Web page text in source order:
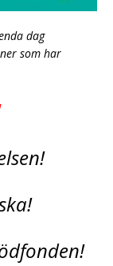
dag
som har